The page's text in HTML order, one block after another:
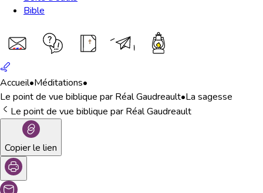
Bible
Accueil•Méditations•
Le point de vue biblique par Réal Gaudreault•La sagesse
Le point de vue biblique par Réal Gaudreault
Copier le lien